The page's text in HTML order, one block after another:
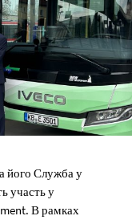
його Служба у
участь у
В рамках